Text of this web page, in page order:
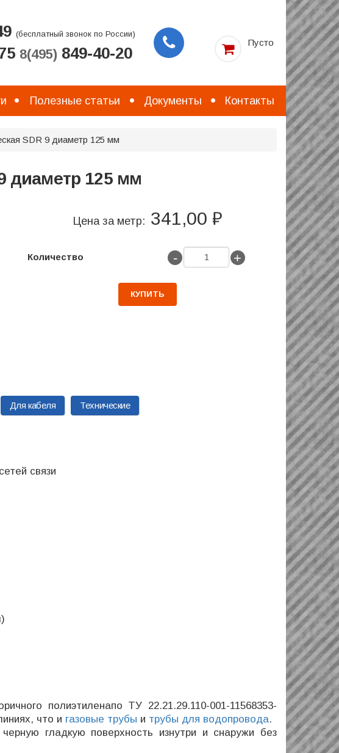
(бесплатный звонок по России)
8(495) 849-40-20
звонок
Пусто
Полезные статьи Документы Контакты
SDR 9 диаметр 125 мм
диаметр 125 мм
Цена за метр: 341,00 ₽
Количество - +
КУПИТЬ
Для кабеля Технические
связи
полиэтиленапо ТУ 22.21.29.110-001-11568353-
что и газовые трубы и трубы для водопровода.
гладкую поверхность изнутри и снаружи без